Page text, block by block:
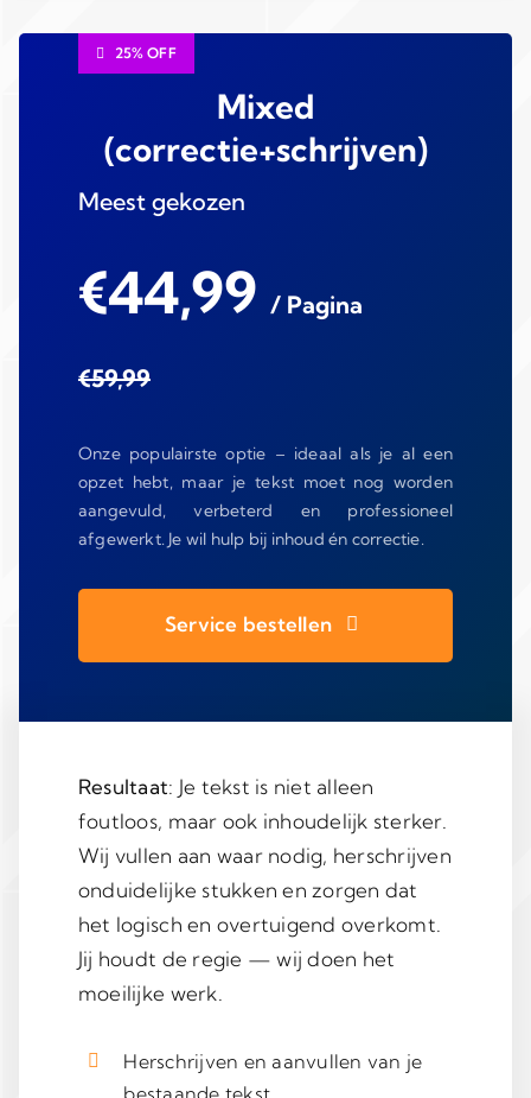
25% OFF
Mixed
(correctie+schrijven)
Meest gekozen
€44,99 / Pagina
€59,99
Onze populairste optie – ideaal als je al een
opzet hebt, maar je tekst moet nog worden
aangevuld, verbeterd en professioneel
afgewerkt. Je wil hulp bij inhoud én correctie.
Service bestellen
Resultaat: Je tekst is niet alleen
foutloos, maar ook inhoudelijk sterker.
Wij vullen aan waar nodig, herschrijven
onduidelijke stukken en zorgen dat
het logisch en overtuigend overkomt.
Jij houdt de regie — wij doen het
moeilijke werk.
Herschrijven en aanvullen van je
bestaande tekst